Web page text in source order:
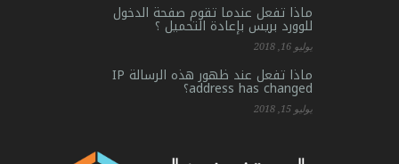
ماذا تفعل عندما تقوم صفحة الدخول
للوورد بريس بإعادة التحميل ؟
يوليو 16, 2018
ماذا تفعل عند ظهور هذه الرسالة IP
address has changed؟
يوليو 15, 2018